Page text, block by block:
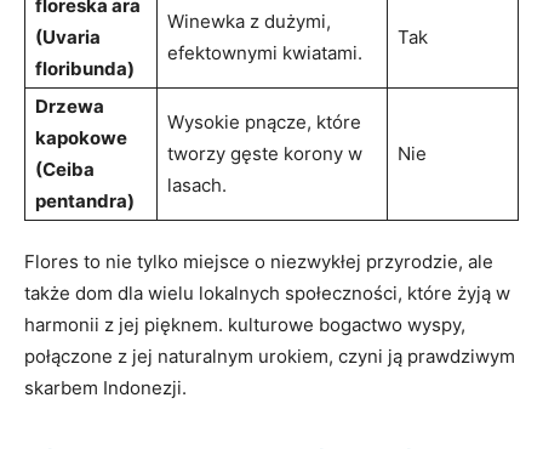
floreska‌ ara
(Uvaria
floribunda)
Winewka z dużymi,
efektownymi kwiatami.
Tak
Drzewa
kapokowe⁤
(Ceiba
pentandra)
Wysokie ‍pnącze, które
tworzy gęste korony w
lasach.
Nie
Flores ​to nie ⁢tylko miejsce o niezwykłej przyrodzie, ale
także dom dla wielu lokalnych⁤ społeczności,⁤ które​ żyją w
‍harmonii z jej pięknem. kulturowe bogactwo wyspy,
połączone‍ z jej ⁣naturalnym urokiem, czyni ją prawdziwym
⁣skarbem Indonezji.